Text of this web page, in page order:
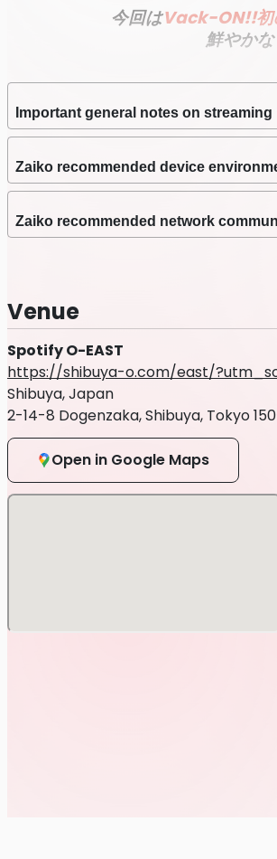
今回はVack-ON!!初
鮮やか
★*☆＊
Important general notes on streaming
Zaiko recommended device
Zaiko recommended network
Venue
Spotify O-EAST
https://shibuya-o.com/east/
Shibuya, Japan
2-14-8 Dogenzaka, Shibuya, Tokyo
Open in Google Maps